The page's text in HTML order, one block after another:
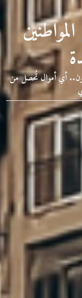
أي أموال تُحصل من